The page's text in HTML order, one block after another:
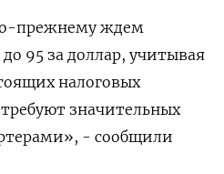
прежнему ждем
95 за доллар, учитывая
налоговых
значительных
- сообщили